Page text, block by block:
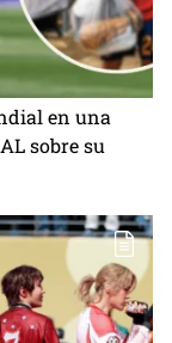
en una
sobre su